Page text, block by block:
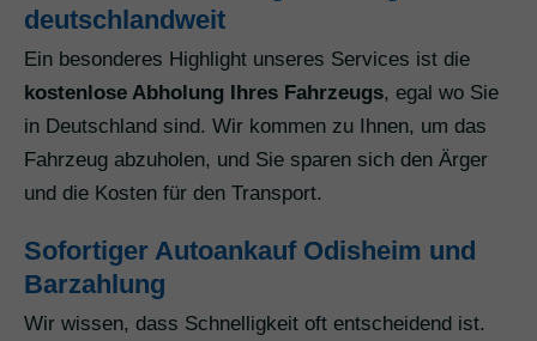
deutschlandweit
Ein besonderes Highlight unseres Services ist die
kostenlose Abholung Ihres Fahrzeugs, egal wo Sie
in Deutschland sind. Wir kommen zu Ihnen, um das
Fahrzeug abzuholen, und Sie sparen sich den Ärger
und die Kosten für den Transport.
Sofortiger Autoankauf Odisheim und
Barzahlung
Wir wissen, dass Schnelligkeit oft entscheidend ist.